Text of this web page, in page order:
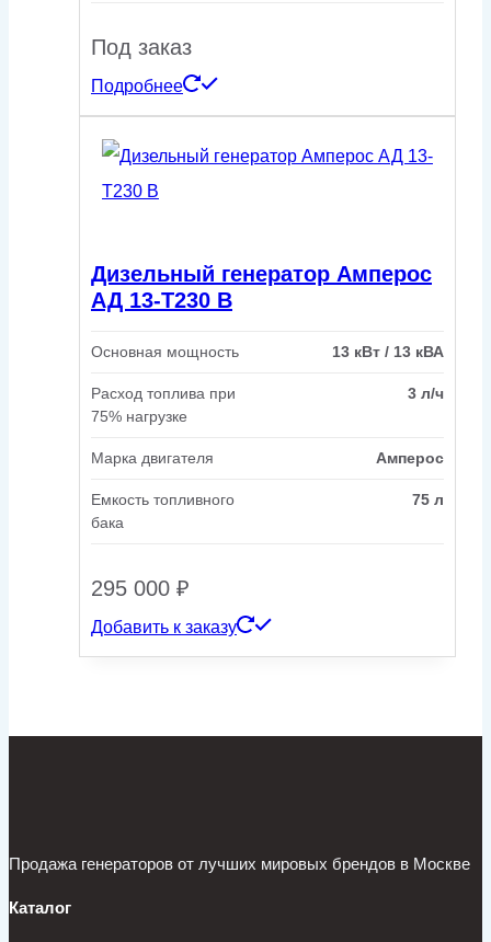
Под заказ
Подробнее
Дизельный генератор Амперос
АД 13-Т230 B
Основная мощность 13 кВт / 13 кВА
Расход топлива при
75% нагрузке
3 л/ч
Марка двигателя Амперос
Емкость топливного
бака
75 л
295 000 ₽
Добавить к заказу
Продажа генераторов от лучших мировых брендов в Москве
Каталог